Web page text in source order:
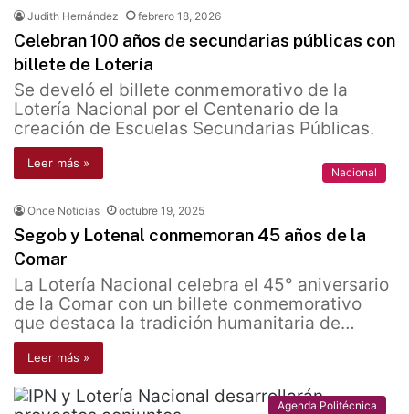
Judith Hernández febrero 18, 2026
Celebran 100 años de secundarias públicas con
billete de Lotería
Se develó el billete conmemorativo de la
Lotería Nacional por el Centenario de la
creación de Escuelas Secundarias Públicas.
Leer más »
Nacional
Once Noticias octubre 19, 2025
Segob y Lotenal conmemoran 45 años de la
Comar
La Lotería Nacional celebra el 45° aniversario
de la Comar con un billete conmemorativo
que destaca la tradición humanitaria de…
Leer más »
Agenda Politécnica